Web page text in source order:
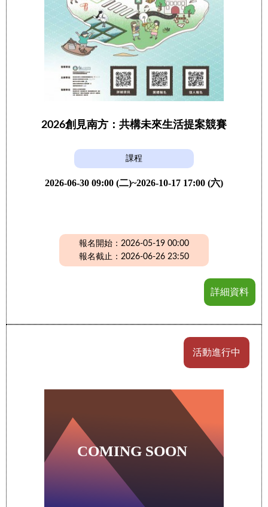
2026創見南方：共構未來生活提案競賽
課程
2026-06-30 09:00 (二)~2026-10-17 17:00 (六)
報名開始：2026-05-19 00:00
報名截止：2026-06-26 23:50
詳細資料
活動進行中